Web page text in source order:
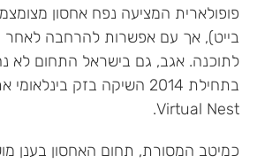
בייט), אך עם אפשרות להרחבה לאחר
לתוכנה. אגב, גם בישראל התחום לא
בתחילת 2014 השיקה בזק
Virtual Nest.
כמיטב המסורת, תחום האחסון בענן